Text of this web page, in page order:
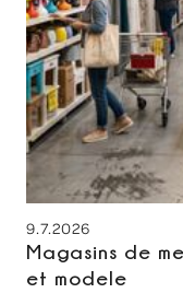
9.7.2026
Magasins de
et modele